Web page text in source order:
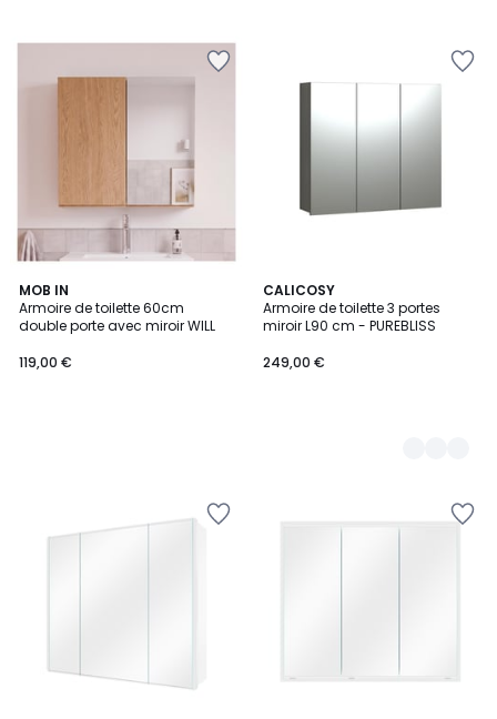
MOB IN
Armoire de toilette 60cm
double porte avec miroir WILL
119,00 €
CALICOSY
Armoire de toilette 3 portes
miroir L90 cm - PUREBLISS
249,00 €
4
Couleurs